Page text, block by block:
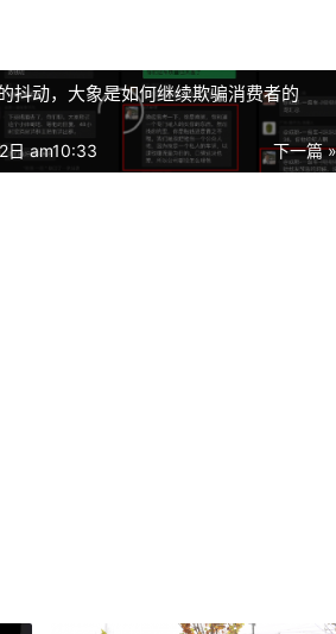
抖动，大象是如何继续欺骗消费者的
下一篇 »
日 am10:33